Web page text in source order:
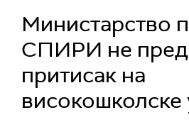
Министарство
СПИРИ не
притисак на
високошколске